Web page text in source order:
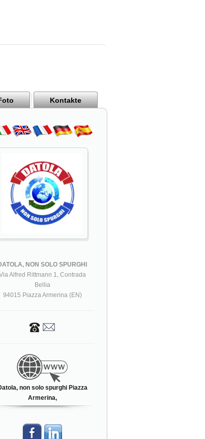
Kontakte
NON SOLO SPURGHI
Alfred Rittmann 1, Contrada
Bellia
94015 Piazza Armerina (EN)
non solo spurghi Piazza
Armerina,